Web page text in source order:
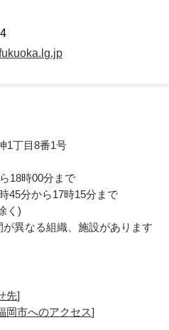
1丁目8番1号
18時00分まで
45分から17時15分まで
く)
異なる組織、施設があります
先]
岡市へのアクセス]